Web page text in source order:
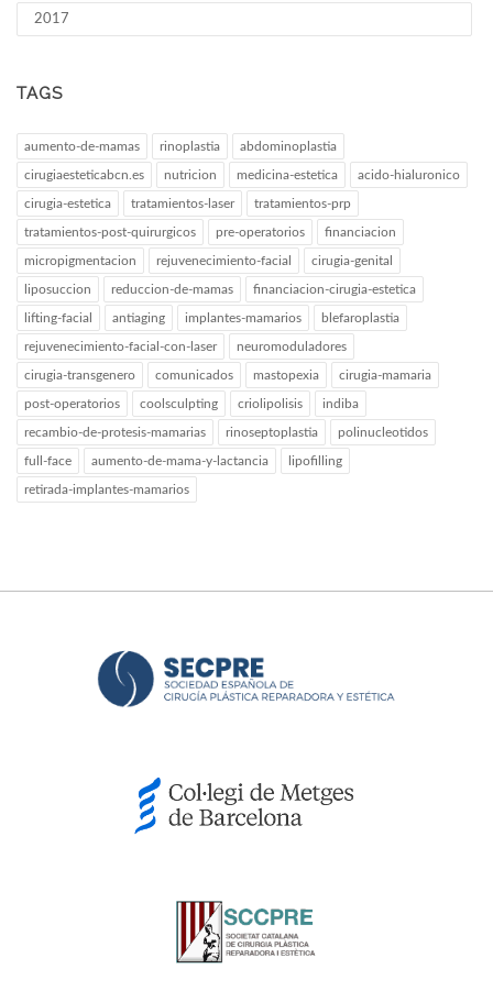
2017
TAGS
aumento-de-mamas rinoplastia abdominoplastia
cirugiaesteticabcn.es nutricion medicina-estetica acido-hialuronico
cirugia-estetica tratamientos-laser tratamientos-prp
tratamientos-post-quirurgicos pre-operatorios financiacion
micropigmentacion rejuvenecimiento-facial cirugia-genital
liposuccion reduccion-de-mamas financiacion-cirugia-estetica
lifting-facial antiaging implantes-mamarios blefaroplastia
rejuvenecimiento-facial-con-laser neuromoduladores
cirugia-transgenero comunicados mastopexia cirugia-mamaria
post-operatorios coolsculpting criolipolisis indiba
recambio-de-protesis-mamarias rinoseptoplastia polinucleotidos
full-face aumento-de-mama-y-lactancia lipofilling
retirada-implantes-mamarios